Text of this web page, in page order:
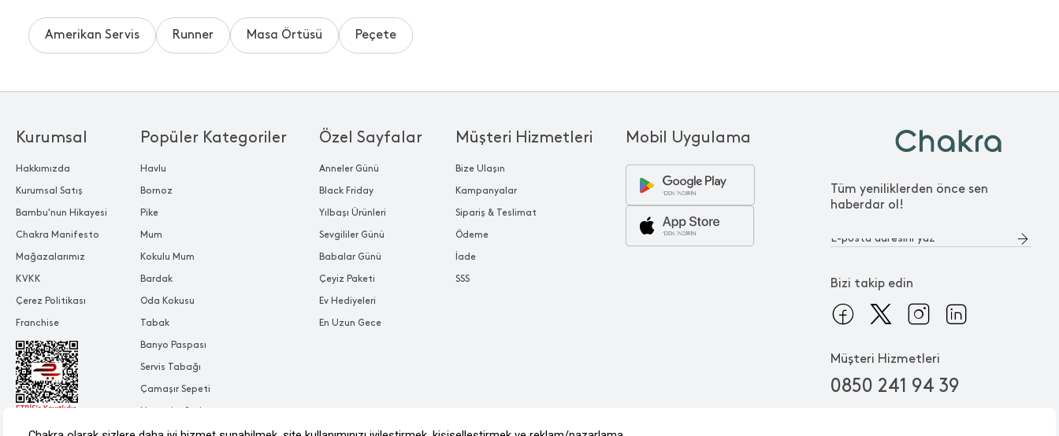
Amerikan Servis Runner Masa Örtüsü Peçete
Tüm yeniliklerden önce sen
haberdar ol!
Bizi takip edin
Müşteri Hizmetleri
0850 241 94 39
Popüler Kategoriler
Havlu
Bornoz
Pike
Mum
Kokulu Mum
Bardak
Oda Kokusu
Tabak
Banyo Paspası
Servis Tabağı
Çamaşır Sepeti
Özel Sayfalar
Anneler Günü
Black Friday
Yılbaşı Ürünleri
Sevgililer Günü
Babalar Günü
Çeyiz Paketi
Ev Hediyeleri
En Uzun Gece
Kurumsal
Hakkımızda
Kurumsal Satış
Bambu'nun Hikayesi
Chakra Manifesto
Mağazalarımız
KVKK
Çerez Politikası
Franchise
Müşteri Hizmetleri
Bize Ulaşın
Kampanyalar
Sipariş & Teslimat
Ödeme
İade
SSS
Mobil Uygulama